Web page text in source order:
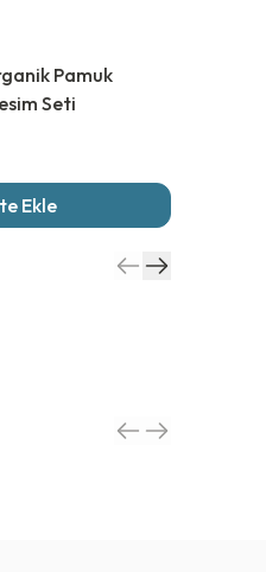
Pamuk
Seti
Ekle